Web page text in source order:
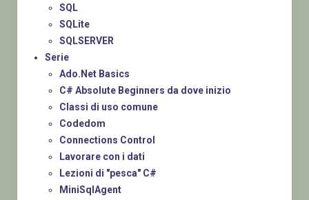
SQL
SQLite
SQLSERVER
Serie
Ado.Net Basics
C# Absolute Beginners da dove inizio
Classi di uso comune
Codedom
Connections Control
Lavorare con i dati
Lezioni di "pesca" C#
MiniSqlAgent